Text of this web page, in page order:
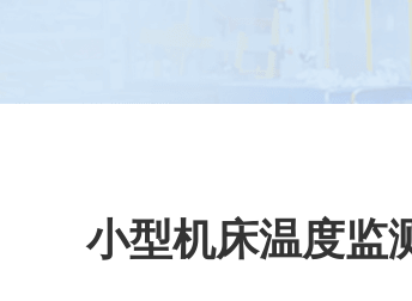
小型机床温度监